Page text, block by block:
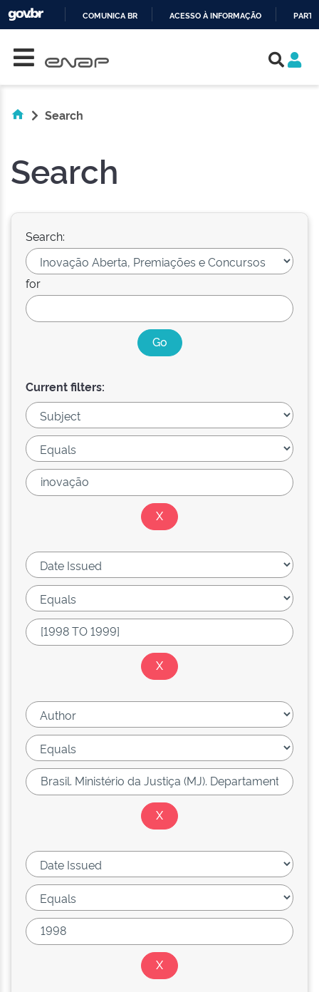
COMUNICA BR ACESSO À INFORMAÇÃO
Search
Search
Search:
for
Current filters: